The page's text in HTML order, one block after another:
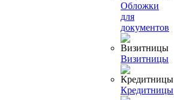
Обложки
для
документов
Визитницы
Кредитницы